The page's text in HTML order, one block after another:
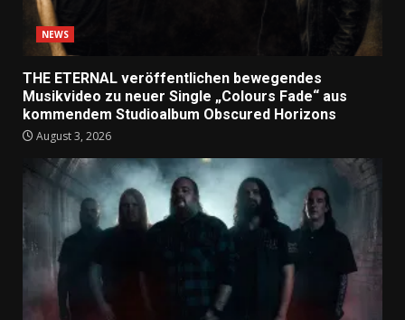
NEWS
THE ETERNAL veröffentlichen bewegendes
Musikvideo zu neuer Single „Colours Fade“ aus
kommendem Studioalbum Obscured Horizons
August 3, 2026